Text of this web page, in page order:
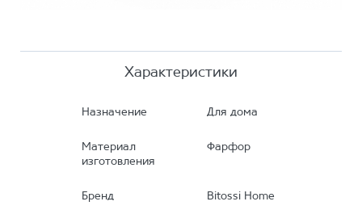
Характеристики
Назначение Для дома
Материал
изготовления
Фарфор
Бренд Bitossi Home